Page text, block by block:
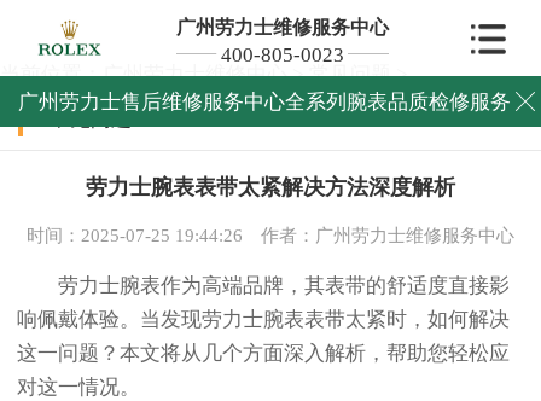
广州劳力士维修服务中心
400-805-0023
广州劳力士售后维修服务中心全系列腕表品质检修服务 
当前位置：广州劳力士维修中心>常见问题>
常见问题
劳力士腕表表带太紧解决方法深度解析
时间：2025-07-25 19:44:26 作者：广州劳力士维修服务中心
劳力士腕表作为高端品牌，其表带的舒适度直接影
响佩戴体验。当发现劳力士腕表表带太紧时，如何解决
这一问题？本文将从几个方面深入解析，帮助您轻松应
对这一情况。